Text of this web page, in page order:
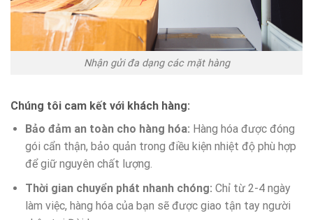
Nhận gửi đa dạng các mặt hàng
Chúng tôi cam kết với khách hàng:
Bảo đảm an toàn cho hàng hóa: Hàng hóa được đóng
gói cẩn thận, bảo quản trong điều kiện nhiệt độ phù hợp
để giữ nguyên chất lượng.
Thời gian chuyển phát nhanh chóng: Chỉ từ 2-4 ngày
làm việc, hàng hóa của bạn sẽ được giao tận tay người